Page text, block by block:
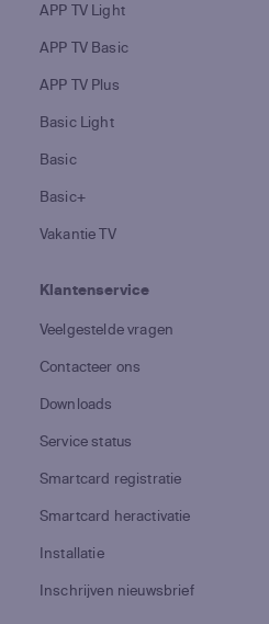
APP TV Light
APP TV Basic
APP TV Plus
Basic Light
Basic
Basic+
Vakantie TV
Klantenservice
Veelgestelde vragen
Contacteer ons
Downloads
Service status
Smartcard registratie
Smartcard heractivatie
Installatie
Inschrijven nieuwsbrief